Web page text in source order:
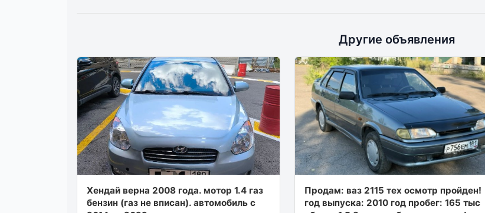
Другие объявления
Хендай верна 2008 года. мотор 1.4 газ
бензин (газ не вписан). автомобиль с
Продам: ваз 2115 тех осмотр пройден!
год выпуска: 2010 год пробег: 165 тыс